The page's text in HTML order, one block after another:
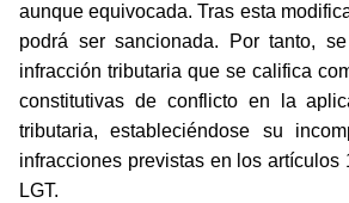
aunque equivocada. Tras esta
podrá ser sancionada. Por tanto,
infracción tributaria que se califica
constitutivas de conflicto en la
tributaria, estableciéndose su
infracciones previstas en los artículos
LGT.